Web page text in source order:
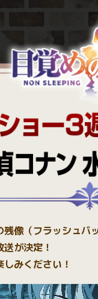
像（フラッシュ
が決定！
みください！